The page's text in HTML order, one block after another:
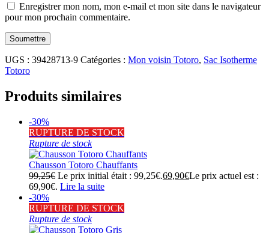
Enregistrer mon nom, mon e-mail et mon site dans le navigateur
pour mon prochain commentaire.
UGS : 39428713-9 Catégories : Mon voisin Totoro, Sac Isotherme
Totoro
Produits similaires
-30%
RUPTURE DE STOCK
Rupture de stock
Chausson Totoro Chauffants
99,25€ Le prix initial était : 99,25€.69,90€Le prix actuel est :
69,90€. Lire la suite
-30%
RUPTURE DE STOCK
Rupture de stock